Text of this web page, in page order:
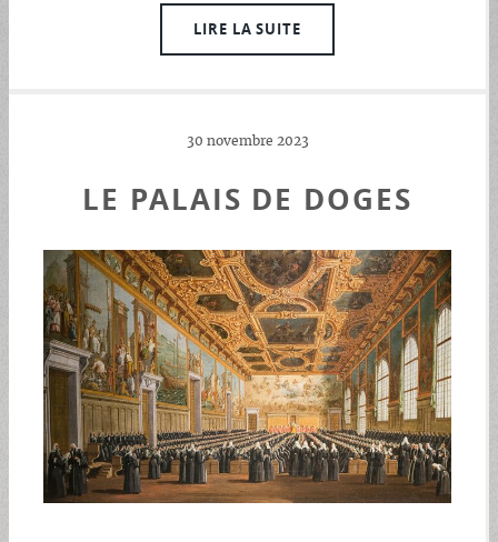
LIRE LA SUITE
30 novembre 2023
LE PALAIS DE DOGES